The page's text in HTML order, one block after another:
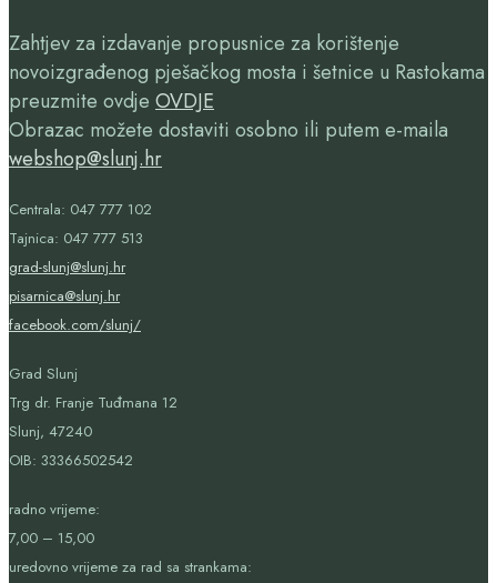
Zahtjev za izdavanje propusnice za korištenje
novoizgrađenog pješačkog mosta i šetnice u Rastokama
preuzmite ovdje OVDJE
Obrazac možete dostaviti osobno ili putem e-maila
webshop@slunj.hr
Centrala: 047 777 102
Tajnica: 047 777 513
grad-slunj@slunj.hr
pisarnica@slunj.hr
facebook.com/slunj/
Grad Slunj
Trg dr. Franje Tuđmana 12
Slunj, 47240
OIB: 33366502542
radno vrijeme:
7,00 – 15,00
uredovno vrijeme za rad sa strankama: